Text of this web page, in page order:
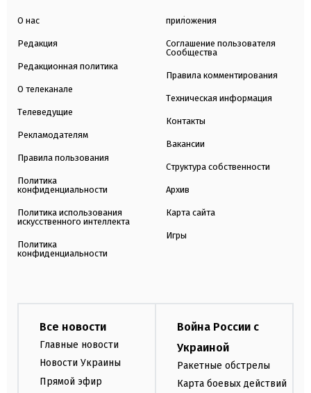
О нас
Редакция
Редакционная политика
О телеканале
Телеведущие
Рекламодателям
Правила пользования
Политика
конфиденциальности
Политика использования
искусственного интеллекта
Политика
конфиденциальности
приложения
Соглашение пользователя
Сообщества
Правила комментирования
Техническая информация
Контакты
Вакансии
Структура собственности
Архив
Карта сайта
Игры
Все новости
Главные новости
Новости Украины
Прямой эфир
Война России с
Украиной
Ракетные обстрелы
Карта боевых действий